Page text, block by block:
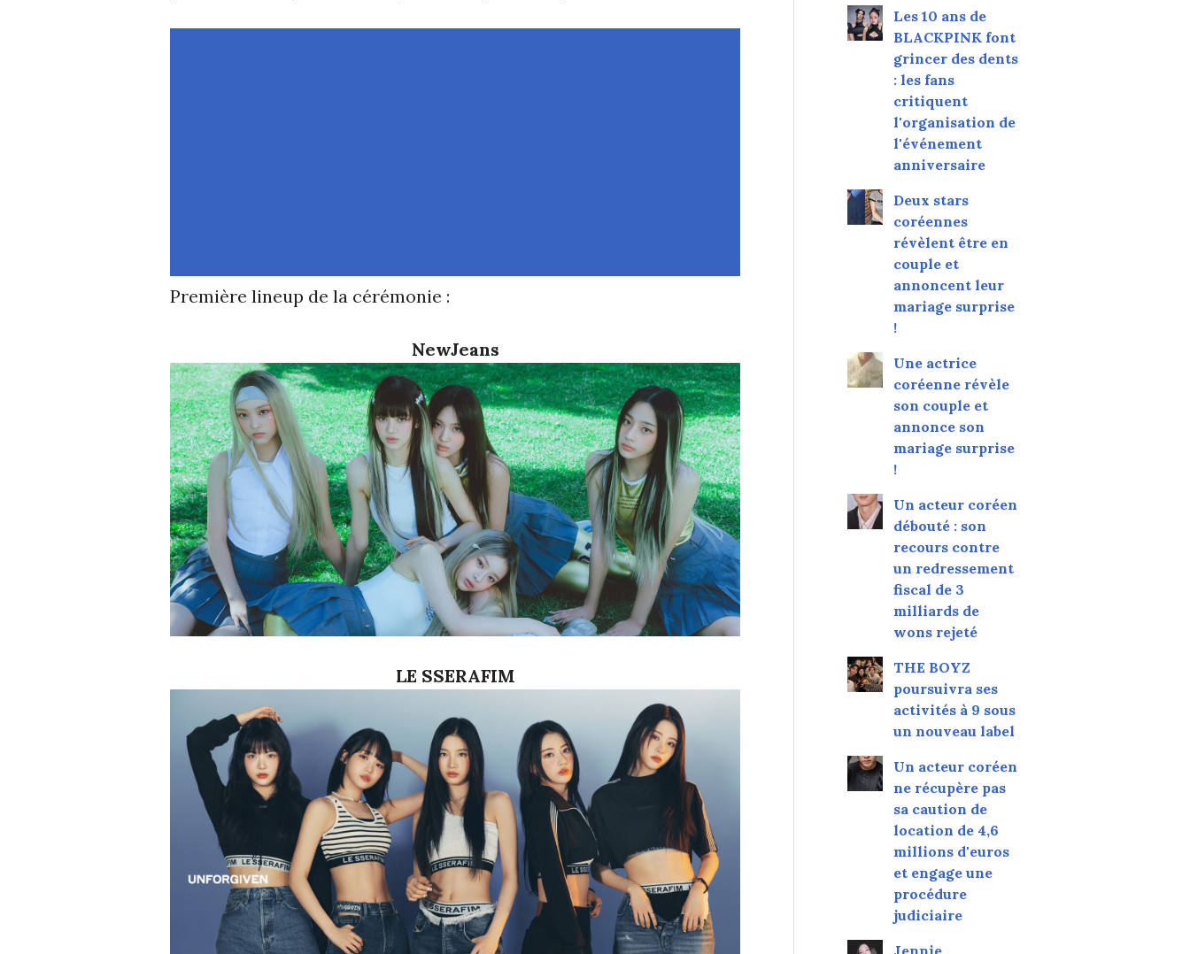
Première lineup de la cérémonie :
NewJeans
LE SSERAFIM
Les 10 ans de
BLACKPINK font
grincer des dents
: les fans
critiquent
l'organisation de
l'événement
anniversaire
Deux stars
coréennes
révèlent être en
couple et
annoncent leur
mariage surprise
!
Une actrice
coréenne révèle
son couple et
annonce son
mariage surprise
!
Un acteur coréen
débouté : son
recours contre
un redressement
fiscal de 3
milliards de
wons rejeté
THE BOYZ
poursuivra ses
activités à 9 sous
un nouveau label
Un acteur coréen
ne récupère pas
sa caution de
location de 4,6
millions d'euros
et engage une
procédure
judiciaire
Jennie